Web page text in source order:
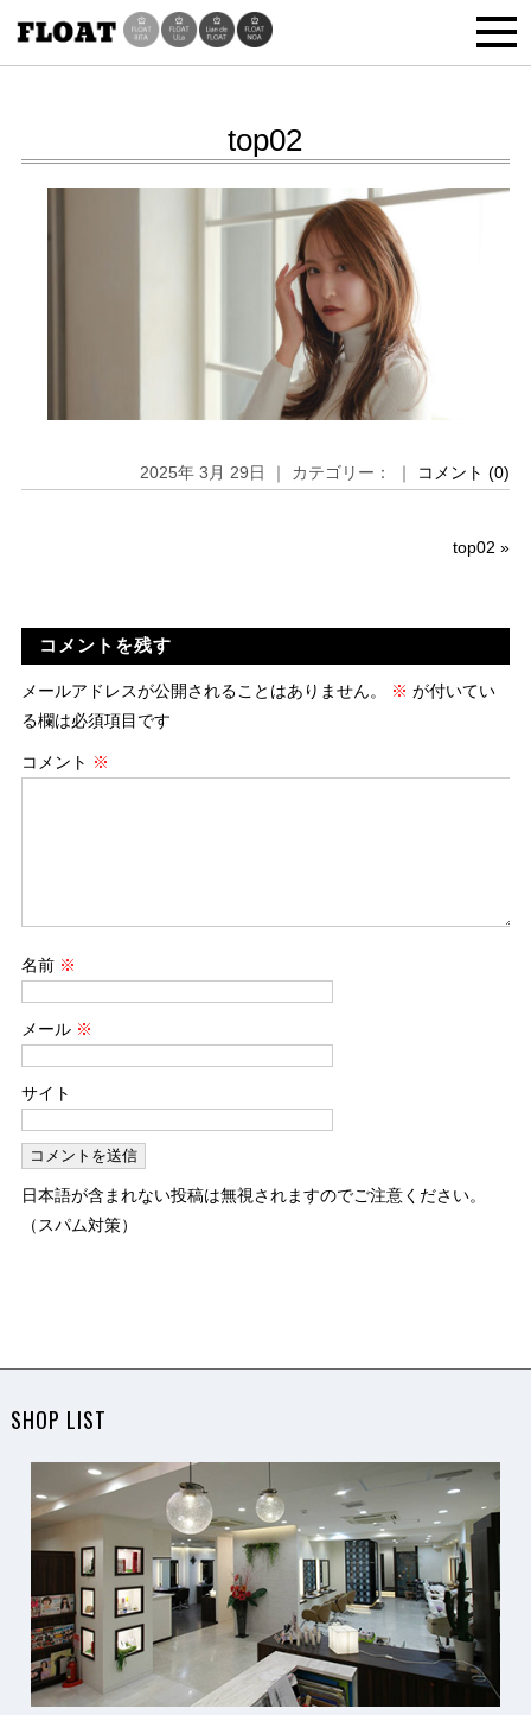
top02
2025年 3月 29日 ｜ カテゴリー： ｜ コメント (0)
top02 »
コメントを残す
メールアドレスが公開されることはありません。 ※ が付いてい
る欄は必須項目です
コメント ※
名前 ※
メール ※
サイト
日本語が含まれない投稿は無視されますのでご注意ください。
（スパム対策）
SHOP LIST